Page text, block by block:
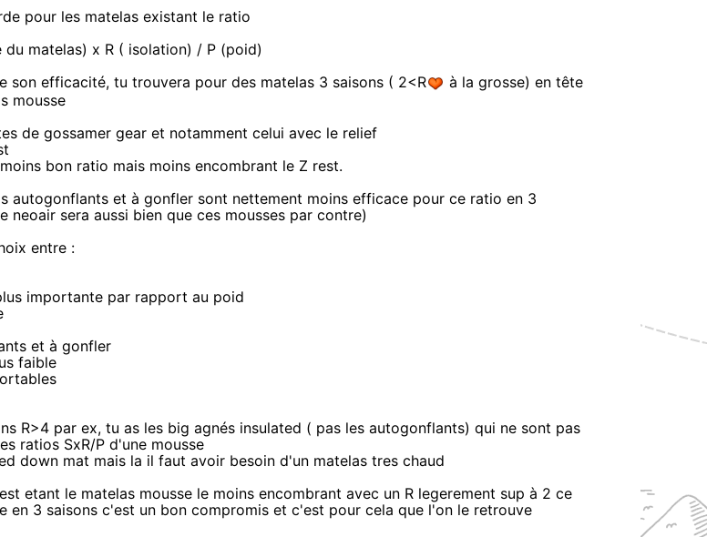
pour les matelas existant le ratio
du matelas) x R ( isolation) / P (poid)
son efficacité, tu trouvera pour des matelas 3 saisons ( 2<R
à la grosse) en tête
mousse
de gossamer gear et notamment celui avec le relief
bon ratio mais moins encombrant le Z rest.
autogonflants et à gonfler sont nettement moins efficace pour ce ratio en 3
neoair sera aussi bien que ces mousses par contre)
entre :
importante par rapport au poid
et à gonfler
faible
R>4 par ex, tu as les big agnés insulated ( pas les autogonflants) qui ne sont pas
ratios SxR/P d'une mousse
down mat mais la il faut avoir besoin d'un matelas tres chaud
etant le matelas mousse le moins encombrant avec un R legerement sup à 2 ce
en 3 saisons c'est un bon compromis et c'est pour cela que l'on le retrouve